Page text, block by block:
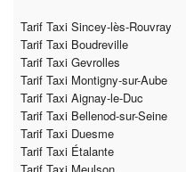
Tarif Taxi Sincey-lès-Rouvray
Tarif Taxi Boudreville
Tarif Taxi Gevrolles
Tarif Taxi Montigny-sur-Aube
Tarif Taxi Aignay-le-Duc
Tarif Taxi Bellenod-sur-Seine
Tarif Taxi Duesme
Tarif Taxi Étalante